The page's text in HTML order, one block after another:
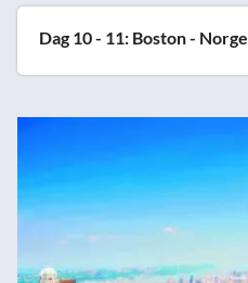
Dag 10 - 11: Boston - Norge